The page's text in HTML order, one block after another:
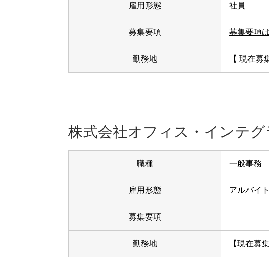
雇用形態 社員
募集要項 募集要項
勤務地 【 現在募
株式会社オフィス・インテグ
職種 一般事務
雇用形態 アルバイト
募集要項
勤務地 【現在募